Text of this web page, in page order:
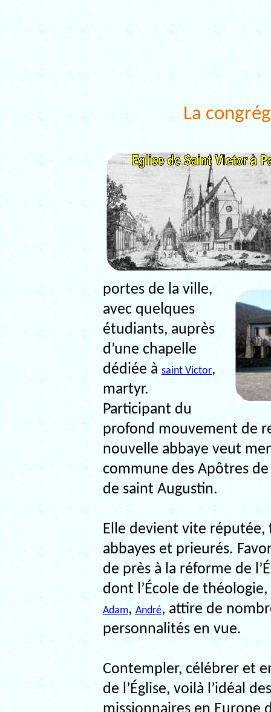
La
portes de la ville,
avec quelques
étudiants, auprès
d’une chapelle
dédiée à saint Victor,
martyr.
Participant du
profond mouvement de
nouvelle abbaye veut
commune des Apôtres
de saint Augustin.
Elle devient vite réputée,
abbayes et prieurés.
de près à la réforme de
dont l’École de
Adam, André, attire de
personnalités en vue.
Contempler, célébrer et
de l’Église, voilà l’idéal